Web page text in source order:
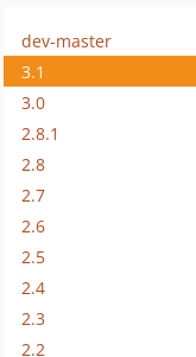
dev-master
3.1
3.0
2.8.1
2.8
2.7
2.6
2.5
2.4
2.3
2.2